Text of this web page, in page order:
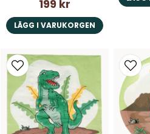
199 kr
LÄGG I VARUKORGEN